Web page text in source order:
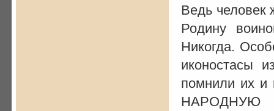
Ведь
Родину
Никогда.
иконостасы
помнили их и